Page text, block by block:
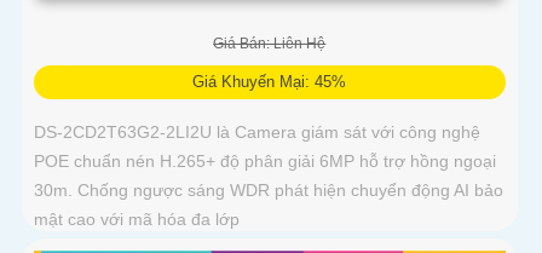
Giá Bán: Liên Hệ
Giá Khuyến Mại: 45%
DS-2CD2T63G2-2LI2U là Camera giám sát với công nghệ
POE chuẩn nén H.265+ độ phân giải 6MP hỗ trợ hồng ngoại
30m. Chống ngược sáng WDR phát hiện chuyển động AI bảo
mật cao với mã hóa đa lớp